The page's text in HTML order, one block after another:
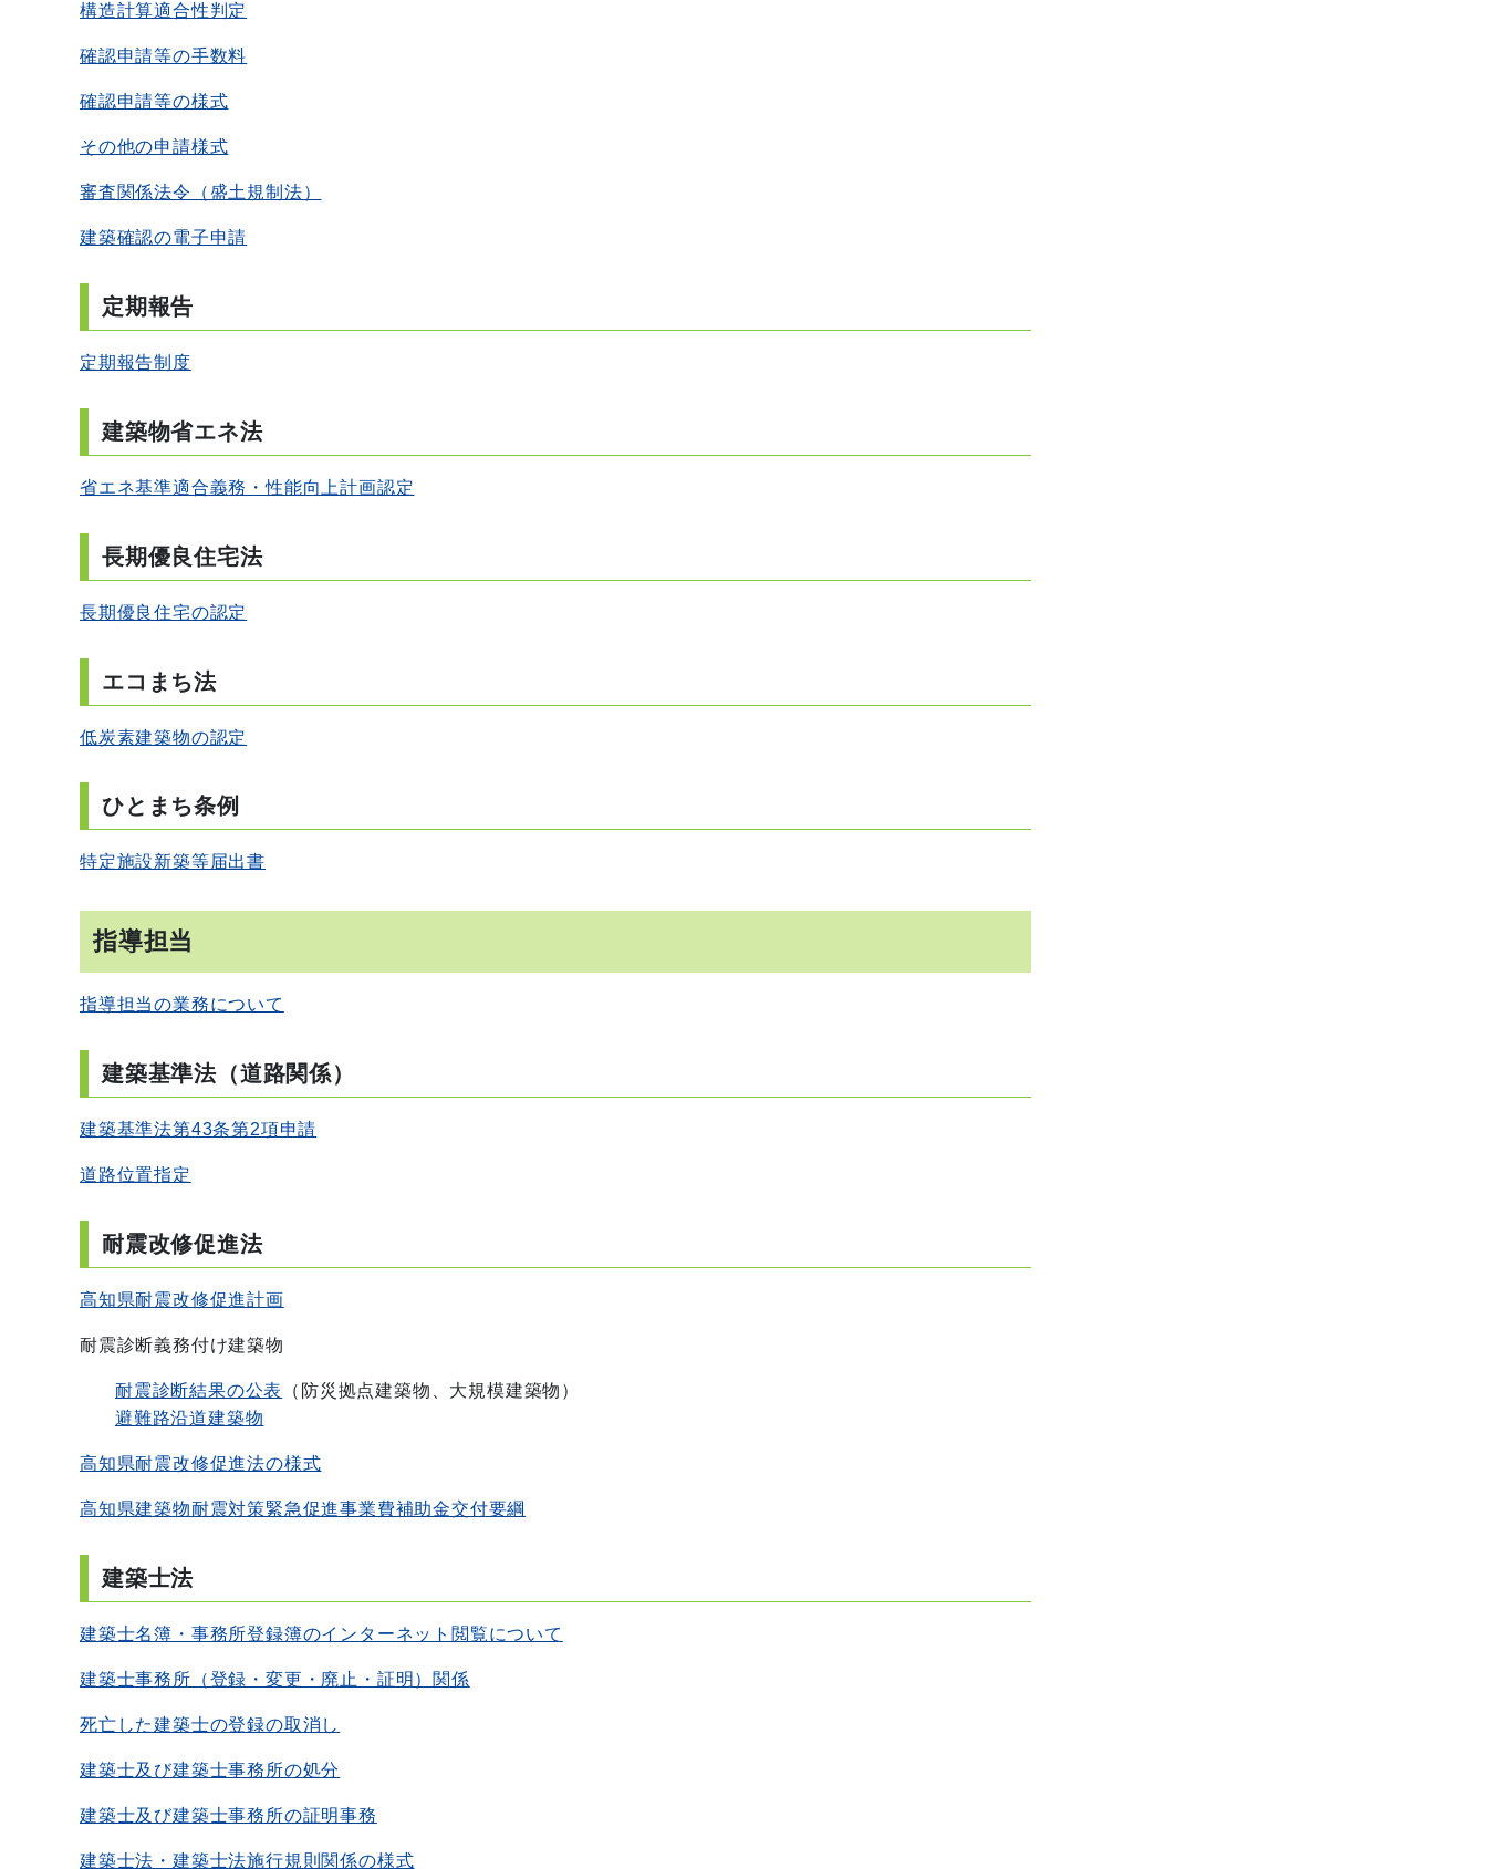
構造計算適合性判定
確認申請等の手数料
確認申請等の様式
その他の申請様式
審査関係法令（盛土規制法）
建築確認の電子申請
定期報告
定期報告制度
建築物省エネ法
省エネ基準適合義務・性能向上計画認定
長期優良住宅法
長期優良住宅の認定
エコまち法
低炭素建築物の認定
ひとまち条例
特定施設新築等届出書
指導担当
指導担当の業務について
建築基準法（道路関係）
建築基準法第43条第2項申請
道路位置指定
耐震改修促進法
高知県耐震改修促進計画
耐震診断義務付け建築物
耐震診断結果の公表
（防災拠点建築物、大規模建築物）
避難路沿道建築物
高知県耐震改修促進法の様式
高知県建築物耐震対策緊急促進事業費補助金交付要綱
建築士法
建築士名簿・事務所登録簿のインターネット閲覧について
建築士事務所（登録・変更・廃止・証明）関係
死亡した建築士の登録の取消し
建築士及び建築士事務所の処分
建築士及び建築士事務所の証明事務
建築士法・建築士法施行規則関係の様式